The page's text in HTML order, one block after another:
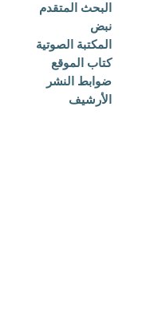
البحث المتقدم
نبض
المكتبة الصوتية
كتاب الموقع
ضوابط النشر
الأرشيف